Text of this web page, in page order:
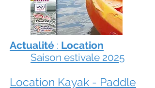
Actualité : Location
Saison estivale 2025
Location Kayak - Paddle